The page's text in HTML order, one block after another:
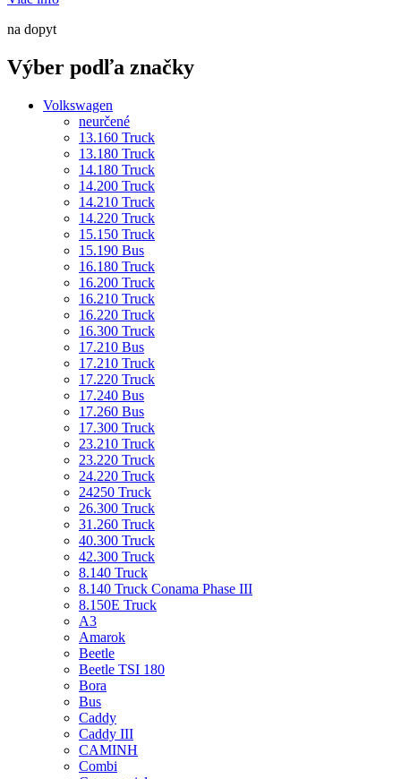
na dopyt
Výber podľa značky
Volkswagen
neurčené
13.160 Truck
13.180 Truck
14.180 Truck
14.200 Truck
14.210 Truck
14.220 Truck
15.150 Truck
15.190 Bus
16.180 Truck
16.200 Truck
16.210 Truck
16.220 Truck
16.300 Truck
17.210 Bus
17.210 Truck
17.220 Truck
17.240 Bus
17.260 Bus
17.300 Truck
23.210 Truck
23.220 Truck
24.220 Truck
24250 Truck
26.300 Truck
31.260 Truck
40.300 Truck
42.300 Truck
8.140 Truck
8.140 Truck Conama Phase III
8.150E Truck
A3
Amarok
Beetle
Beetle TSI 180
Bora
Bus
Caddy
Caddy III
CAMINH
Combi